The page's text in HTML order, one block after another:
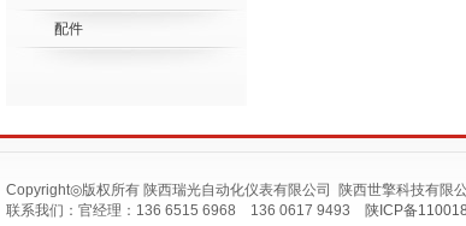
配件
Copyright◎版权所有 陕西瑞光自动化仪表有限公司 陕西世擎科技有限
联系我们：官经理：136 6515 6968 136 0617 9493 陕ICP备